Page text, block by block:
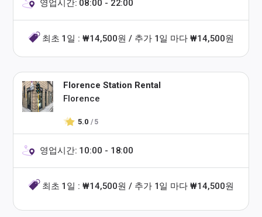
영업시간: 08:00 - 22:00
최초 1일 : ₩14,500원 / 추가 1일 마다 ₩14,500원
Florence Station Rental
Florence
5.0 / 5
영업시간: 10:00 - 18:00
최초 1일 : ₩14,500원 / 추가 1일 마다 ₩14,500원